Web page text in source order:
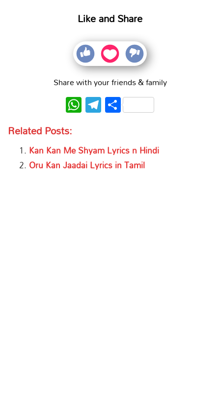
Like and Share
Share with your friends & family
WhatsApp
Telegram
Share
Related Posts:
Kan Kan Me Shyam Lyrics n Hindi
Oru Kan Jaadai Lyrics in Tamil